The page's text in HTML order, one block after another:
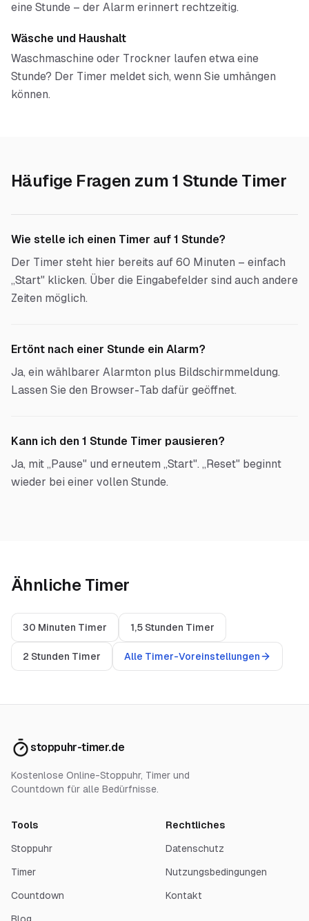
eine Stunde – der Alarm erinnert rechtzeitig.
Wäsche und Haushalt
Waschmaschine oder Trockner laufen etwa eine
Stunde? Der Timer meldet sich, wenn Sie umhängen
können.
Häufige Fragen zum 1 Stunde Timer
Wie stelle ich einen Timer auf 1 Stunde?
Der Timer steht hier bereits auf 60 Minuten – einfach
„Start" klicken. Über die Eingabefelder sind auch andere
Zeiten möglich.
Ertönt nach einer Stunde ein Alarm?
Ja, ein wählbarer Alarmton plus Bildschirmmeldung.
Lassen Sie den Browser-Tab dafür geöffnet.
Kann ich den 1 Stunde Timer pausieren?
Ja, mit „Pause" und erneutem „Start". „Reset" beginnt
wieder bei einer vollen Stunde.
Ähnliche Timer
30 Minuten Timer 1,5 Stunden Timer
2 Stunden Timer Alle Timer-Voreinstellungen
stoppuhr-timer.de
Kostenlose Online-Stoppuhr, Timer und
Countdown für alle Bedürfnisse.
Tools
Stoppuhr
Timer
Countdown
Rechtliches
Datenschutz
Nutzungsbedingungen
Kontakt